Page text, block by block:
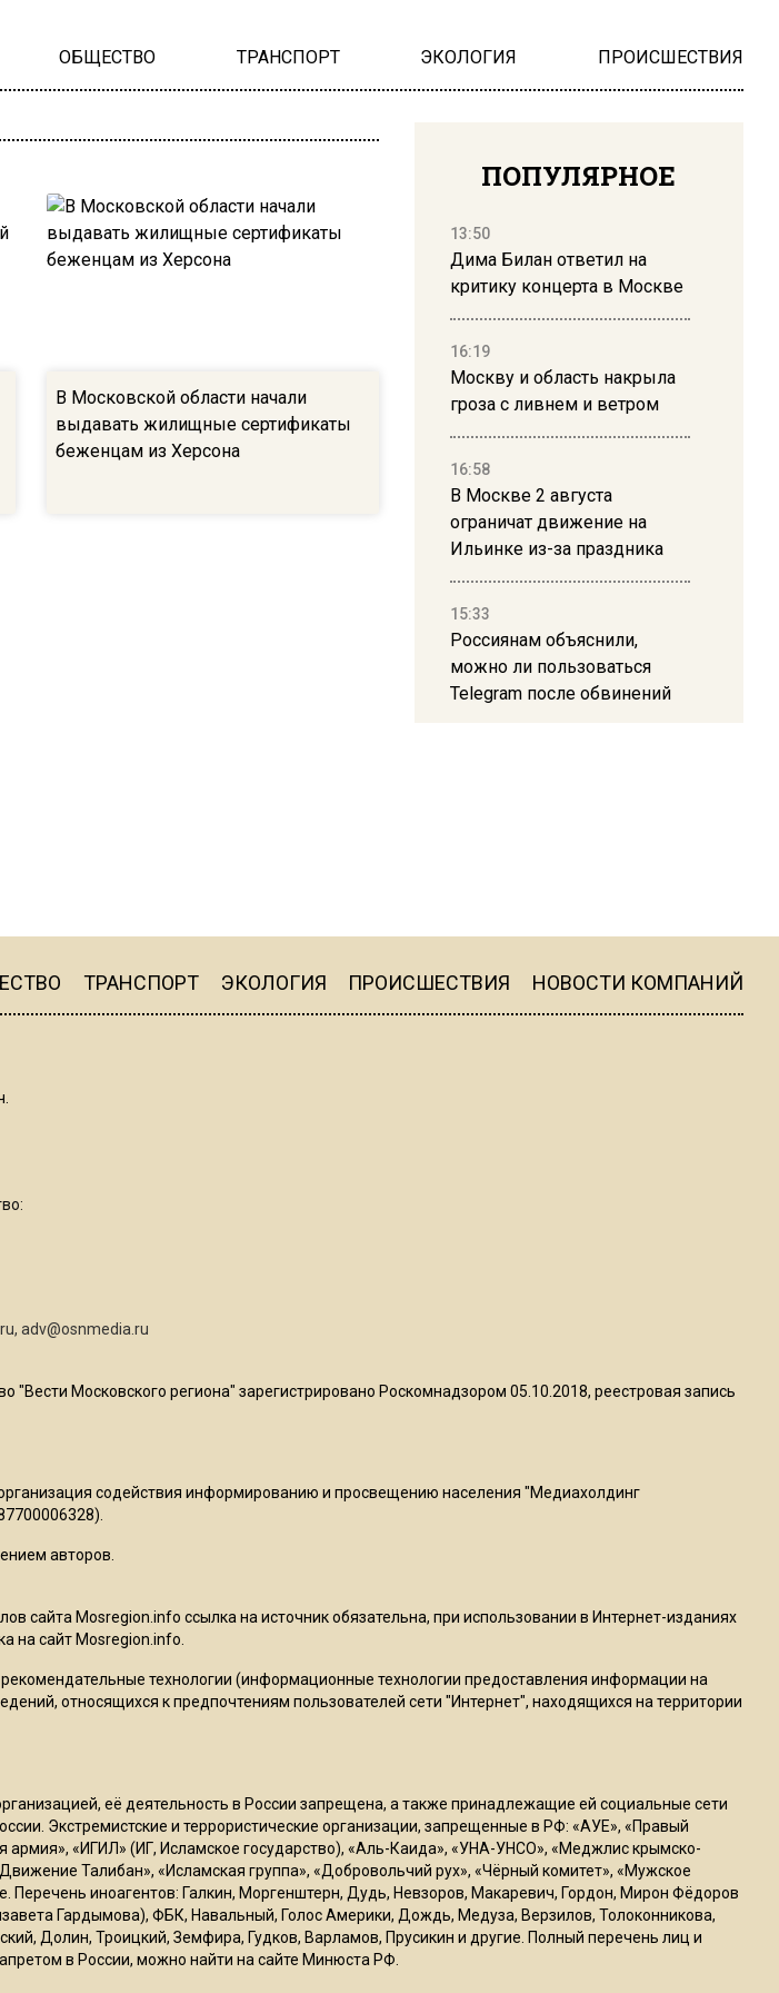
ОБЩЕСТВО ТРАНСПОРТ ЭКОЛОГИЯ ПРОИСШЕСТВИЯ
В Московской области начали
выдавать жилищные сертификаты
беженцам из Херсона
ПОПУЛЯРНОЕ
13:50
Дима Билан ответил на
критику концерта в Москве
16:19
Москву и область накрыла
гроза с ливнем и ветром
16:58
В Москве 2 августа
ограничат движение на
Ильинке из-за праздника
15:33
Россиянам объяснили,
можно ли пользоваться
Telegram после обвинений
Коломенского хлебозавода:
пиццы валяются на полу
Сотрудники хлебозавода в
Подмосковье 21 июля
18:05
Юрист Машаров объяснил,
17:12
МЧС предупредило об
опасности купания при
перепаде температуры в 10
градусов
ТРАНСПОРТ ЭКОЛОГИЯ ПРОИСШЕСТВИЯ НОВОСТИ КОМПАНИЙ
, adv@osnmedia.ru
"Вести Московского региона" зарегистрировано Роскомнадзором 05.10.2018, реестровая запись
содействия информированию и просвещению населения "Медиахолдинг
авторов.
сайта Mosregion.info ссылка на источник обязательна, при использовании в Интернет-изданиях
на сайт Mosregion.info.
технологии (информационные технологии предоставления информации на
относящихся к предпочтениям пользователей сети "Интернет", находящихся на территории
её деятельность в России запрещена, а также принадлежащие ей социальные сети
Экстремистские и террористические организации, запрещенные в РФ: «АУЕ», «Правый
армия», «ИГИЛ» (ИГ, Исламское государство), «Аль-Каида», «УНА-УНСО», «Меджлис крымско-
Талибан», «Исламская группа», «Добровольчий рух», «Чёрный комитет», «Мужское
Перечень иноагентов: Галкин, Моргенштерн, Дудь, Невзоров, Макаревич, Гордон, Мирон Фёдоров
Гардымова), ФБК, Навальный, Голос Америки, Дождь, Медуза, Верзилов, Толоконникова,
Долин, Троицкий, Земфира, Гудков, Варламов, Прусикин и другие. Полный перечень лиц и
в России, можно найти на сайте Минюста РФ.